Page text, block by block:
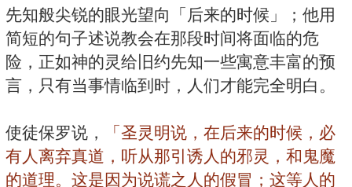
先知般尖锐的眼光望向「后来的时候」；他用
简短的句子述说教会在那段时间将面临的危
险，正如神的灵给旧约先知一些寓意丰富的预
言，只有当事情临到时，人们才能完全明白。
使徒保罗说，
「圣灵明说，在后来的时候，必
有人离弃真道，听从那引诱人的邪灵，和鬼魔
的道理。这是因为说谎之人的假冒；这等人的